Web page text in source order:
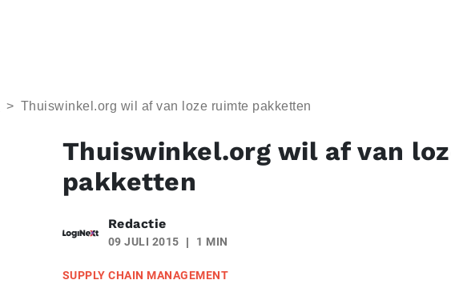
> Thuiswinkel.org wil af van loze ruimte pakketten
Thuiswinkel.org wil af van
pakketten
Redactie
09 JULI 2015 1 MIN
SUPPLY CHAIN MANAGEMENT